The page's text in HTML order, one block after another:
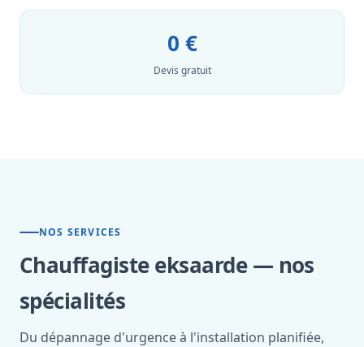
0 €
Devis gratuit
NOS SERVICES
Chauffagiste eksaarde — nos
spécialités
Du dépannage d'urgence à l'installation planifiée,